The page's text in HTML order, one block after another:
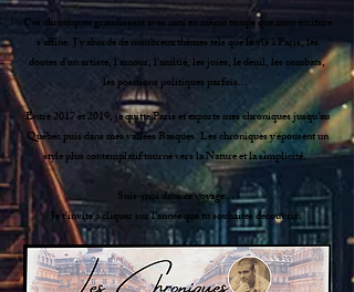
Ces chroniques grandissent avec moi en même temps que mon écriture
s'affine. J'y aborde de nombreux thèmes tels que la vie à Paris, les
doutes d'un artiste, l'amour, l'amitié, les joies, le deuil, les combats,
les positions politiques parfois...
Entre 2017 et 2019, je quitte Paris et exporte mes chroniques jusqu'au
Québec puis dans mes vallées Basques. Les chroniques y épousent un
style plus contemplatif tourné vers la Nature et la simplicité.
Suis-moi dans ce voyage...
Je t'invite à cliquer sur l'année que tu souhaites découvrir.